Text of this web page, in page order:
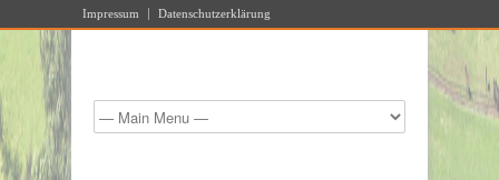
Impressum Datenschutzerklärung